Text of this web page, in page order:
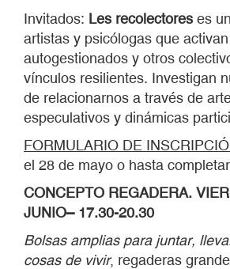
Invitados: Les recolectores es
artistas y psicólogas que
autogestionados y otros
vínculos resilientes. Investigan
de relacionarnos a través de
especulativos y dinámicas
FORMULARIO DE
el 28 de mayo o hasta
CONCEPTO REGADERA.
JUNIO– 17.30-20.30
Bolsas amplias para juntar,
cosas de vivir, regaderas